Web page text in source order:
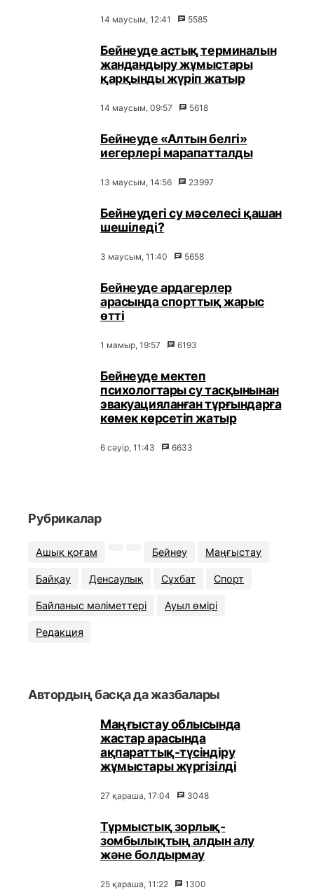
14 маусым, 12:41 5585
Бейнеуде астық терминалын
жандандыру жұмыстары
қарқынды жүріп жатыр
14 маусым, 09:57 5618
Бейнеуде «Алтын белгі»
иегерлері марапатталды
13 маусым, 14:56 23997
Бейнеудегі су мәселесі қашан
шешіледі?
3 маусым, 11:40 5658
Бейнеуде ардагерлер
арасында спорттық жарыс
өтті
1 мамыр, 19:57 6193
Бейнеуде мектеп
психологтары су тасқынынан
эвакуацияланған тұрғындарға
көмек көрсетіп жатыр
6 сәуір, 11:43 6633
Рубрикалар
Ашық қоғам Бейнеу Маңғыстау
Байқау Денсаулық Сұхбат Спорт
Байланыс мәліметтері Ауыл өмірі
Редакция
Автордың басқа да жазбалары
Маңғыстау облысында
жастар арасында
ақпараттық-түсіндіру
жұмыстары жүргізілді
27 қараша, 17:04 3048
Тұрмыстық зорлық-
зомбылықтың алдын алу
және болдырмау
25 қараша, 11:22 1300